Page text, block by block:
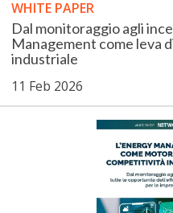
WHITE PAPER
Dal monitoraggio agli
Management come leva
industriale
11 Feb 2026